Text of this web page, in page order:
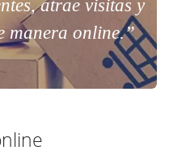
atrae visitas y
manera online.”